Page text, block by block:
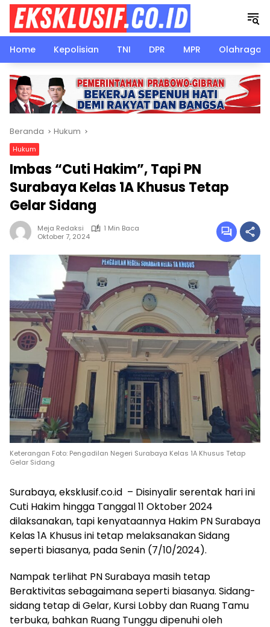
Langsung
konten
Home
Kepolisian TNI DPR MPR Olahraga
Beranda Hukum
Hukum
Imbas “Cuti Hakim”, Tapi PN
Surabaya Kelas 1A Khusus Tetap
Gelar Sidang
Meja Redaksi
1 Min Baca
Oktober 7, 2024
Keterangan Foto: Pengadilan Negeri Surabaya Kelas 1A Khusus Tetap
Gelar Sidang
Surabaya, eksklusif.co.id – Disinyalir serentak hari ini
Cuti Hakim hingga Tanggal 11 Oktober 2024
dilaksanakan, tapi kenyataannya Hakim PN Surabaya
Kelas 1A Khusus ini tetap melaksanakan Sidang
seperti biasanya, pada Senin (7/10/2024).
Nampak terlihat PN Surabaya masih tetap
Beraktivitas sebagaimana seperti biasanya. Sidang-
sidang tetap di Gelar, Kursi Lobby dan Ruang Tamu
terbuka, bahkan Ruang Tunggu dipenuhi oleh